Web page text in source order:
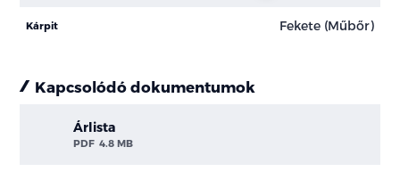
Kárpit Fekete (Műbőr)
Kapcsolódó dokumentumok
Árlista
PDF 4.8 MB